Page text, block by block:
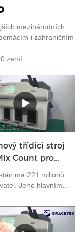
mezinárodních
i zahraničním
zemí.
třídicí stroj
Count pro
rupie
má 221 milionů
Jeho hlavním
je pákistánská rupie.
jedna z nejčastěji
měn na